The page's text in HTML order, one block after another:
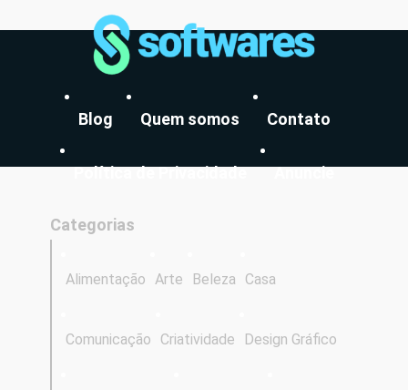
Blog Quem somos Contato
Política de Privacidade Anuncie
Categorias
Alimentação Arte Beleza Casa
Comunicação Criatividade Design Gráfico